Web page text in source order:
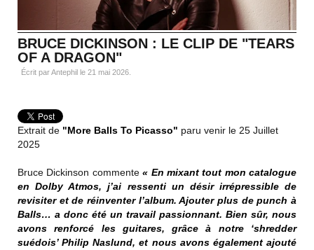
BRUCE DICKINSON : LE CLIP DE "TEARS
OF A DRAGON"
Écrit par Antephil le 21 mai 2026
Extrait de "More Balls To Picasso" paru venir le 25 Juillet
2025
Bruce Dickinson commente« En mixant tout mon catalogue
en Dolby Atmos, j’ai ressenti un désir irrépressible de
revisiter et de réinventer l’album. Ajouter plus de punch à
Balls… a donc été un travail passionnant. Bien sûr, nous
avons renforcé les guitares, grâce à notre ‘shredder
suédois’ Philip Naslund, et nous avons également ajouté